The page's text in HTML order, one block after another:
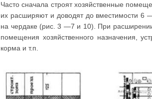
Часто сначала строят хозяйственные
их расширяют и доводят до вместимости 6
на чердаке (рис. 3 —7 и 10). При
помещения хозяйственного назначения,
корма и т.п.